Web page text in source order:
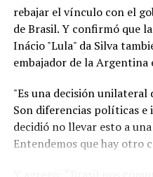
rebajar el vínculo con el
de Brasil. Y confirmó que
Inácio "Lula" da Silva
embajador de la Argentina
"Es una decisión unilateral
Son diferencias políticas e
decidió no llevar esto a
Entendemos que hay otro